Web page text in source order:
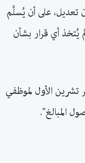
دون تعديل، على أن يُسلَّم
يُتخذ أي قرار بشأن
تشرين الأول لموظفي
المبالغ".